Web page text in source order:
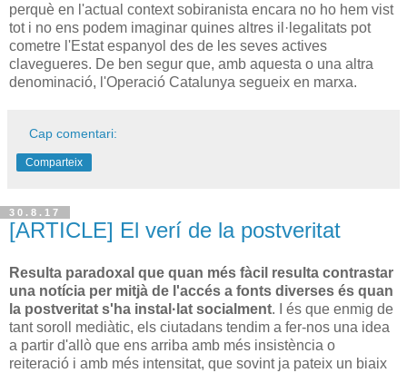
perquè en l'actual context sobiranista encara no ho hem vist
tot i no ens podem imaginar quines altres il·legalitats pot
cometre l'Estat espanyol des de les seves actives
clavegueres. De ben segur que, amb aquesta o una altra
denominació, l'Operació Catalunya segueix en marxa.
Cap comentari:
Comparteix
30.8.17
[ARTICLE] El verí de la postveritat
Resulta paradoxal que quan més fàcil resulta contrastar
una notícia per mitjà de l'accés a fonts diverses és quan
la postveritat s'ha instal·lat socialment. I és que enmig de
tant soroll mediàtic, els ciutadans tendim a fer-nos una idea
a partir d'allò que ens arriba amb més insistència o
reiteració i amb més intensitat, que sovint ja pateix un biaix